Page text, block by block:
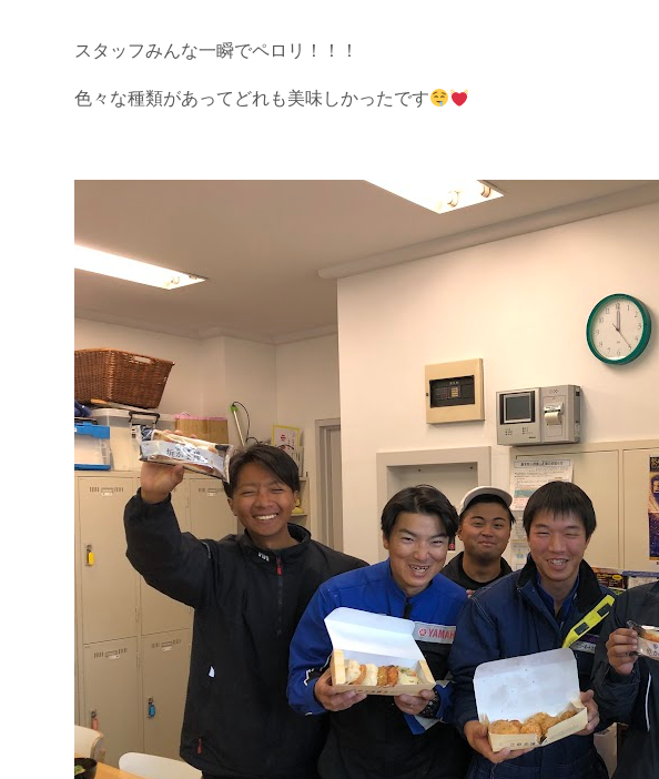
スタッフみんな一瞬でペロリ！！！
色々な種類があってどれも美味しかったです